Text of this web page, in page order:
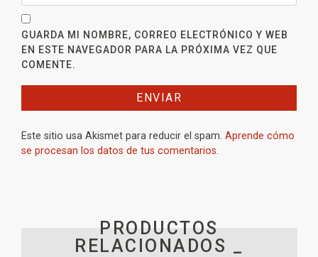
GUARDA MI NOMBRE, CORREO ELECTRÓNICO Y WEB
EN ESTE NAVEGADOR PARA LA PRÓXIMA VEZ QUE
COMENTE.
Este sitio usa Akismet para reducir el spam. Aprende cómo
se procesan los datos de tus comentarios.
PRODUCTOS
RELACIONADOS _